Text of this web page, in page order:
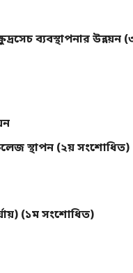
ব্যবস্থাপনার উন্নয়ন
স্থাপন (২য় সংশোধিত)
(১ম সংশোধিত)